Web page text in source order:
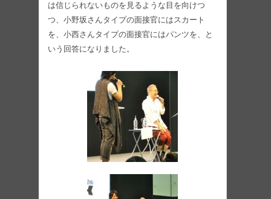
は信じられないものを見るような目を向けつ
つ、小野坂さんタイプの面接官にはスカート
を、小西さんタイプの面接官にはパンツを、と
いう回答になりました。